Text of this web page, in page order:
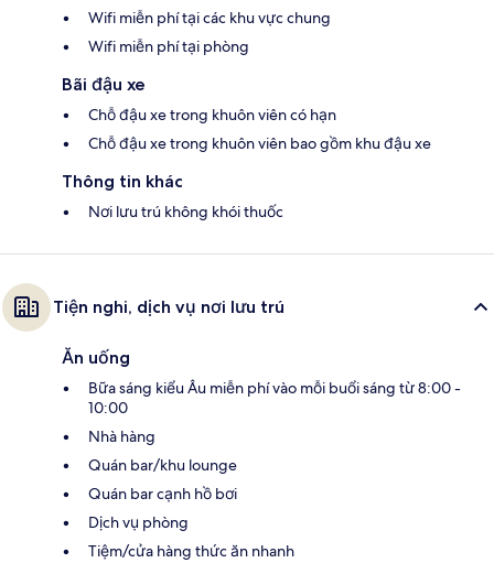
Wifi miễn phí tại các khu vực chung
Wifi miễn phí tại phòng
Bãi đậu xe
Chỗ đậu xe trong khuôn viên có hạn
Chỗ đậu xe trong khuôn viên bao gồm khu đậu xe
Thông tin khác
Nơi lưu trú không khói thuốc
Tiện nghi, dịch vụ nơi lưu trú
Ăn uống
Bữa sáng kiểu Âu miễn phí vào mỗi buổi sáng từ 8:00 -
10:00
Nhà hàng
Quán bar/khu lounge
Quán bar cạnh hồ bơi
Dịch vụ phòng
Tiệm/cửa hàng thức ăn nhanh